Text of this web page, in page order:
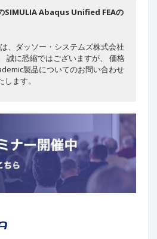
SIMULIA Abaqus Unified FEAの
、ダッソー・システムズ株式会社
誠に恐縮ではございますが、 価格
製品についてのお問い合わせ
ます。